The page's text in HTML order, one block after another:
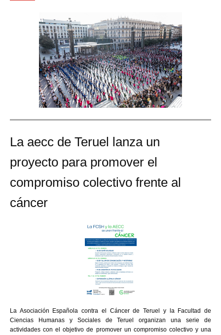
La aecc de Teruel lanza un
proyecto para promover el
compromiso colectivo frente al
cáncer
La Asociación Española contra el Cáncer de Teruel y la Facultad de
Ciencias Humanas y Sociales de Teruel organizan una serie de
actividades con el objetivo de promover un compromiso colectivo y una